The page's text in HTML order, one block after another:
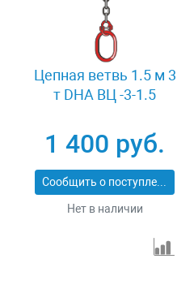
Цепная ветвь 1.5 м 3
т DHA ВЦ -3-1.5
1 400 руб.
Сообщить о поступлении
Нет в наличии